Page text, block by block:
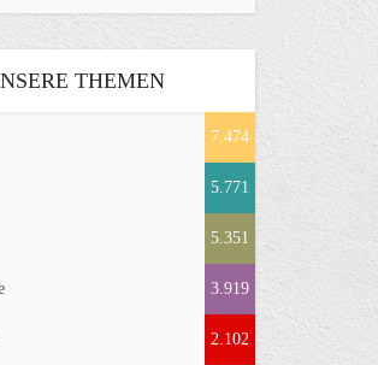
THEMEN
7.474
5.771
5.351
3.919
2.102